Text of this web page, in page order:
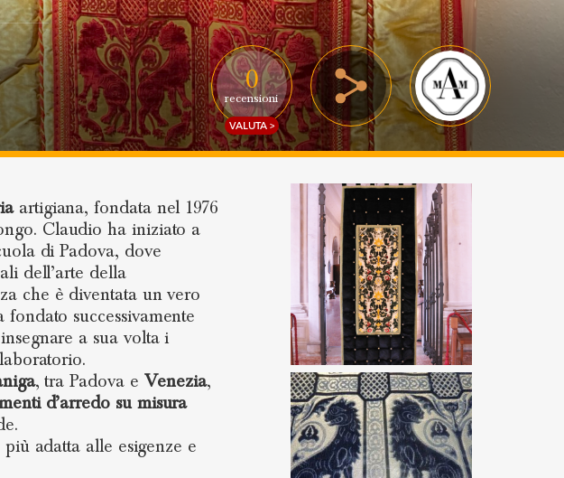
artigiana, fondata nel 1976
Claudio ha iniziato a
di Padova, dove
dell’arte della
che è diventata un vero
successivamente
a sua volta i
, tra Padova e Venezia,
d’arredo su misura
adatta alle esigenze e
0
recensioni
VALUTA >